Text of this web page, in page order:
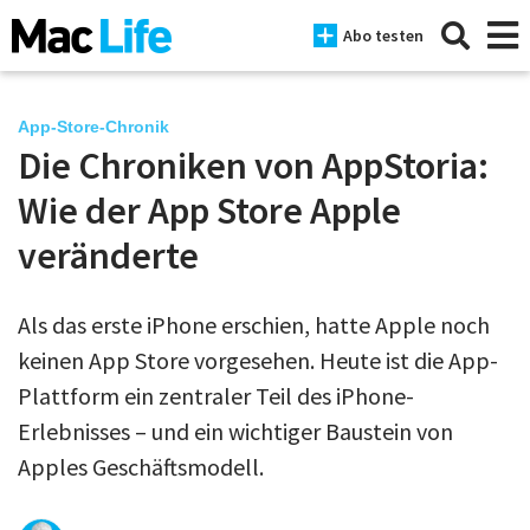
Abo testen
News
iPhone
iPad
Tests
Tipps
Magazine
App-Store-Chronik
Die Chroniken von AppStoria:
Wie der App Store Apple
veränderte
Als das erste iPhone erschien, hatte Apple noch
keinen App Store vorgesehen. Heute ist die App-
Plattform ein zentraler Teil des iPhone-
Erlebnisses – und ein wichtiger Baustein von
Apples Geschäftsmodell.